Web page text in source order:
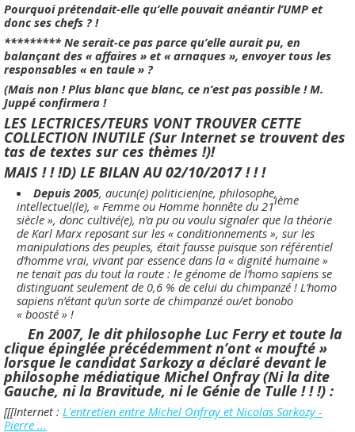
Pourquoi prétendait-elle qu’elle pouvait anéantir l’UMP et
donc ses chefs ? !
********* Ne serait-ce pas parce qu’elle aurait pu, en
balançant des « affaires » et « arnaques », envoyer tous les
responsables « en taule » ?
(Mais non ! Plus blanc que blanc, ce n’est pas possible ! M.
Juppé confirmera !
LES LECTRICES/TEURS VONT TROUVER CETTE
COLLECTION INUTILE (Sur Internet se trouvent des
tas de textes sur ces thèmes !)!
MAIS ! ! !D) LE BILAN AU 02/10/2017 ! ! !
Depuis 2005, aucun(e) politicien(ne, philosophe,
intellectuel(le), « Femme ou Homme honnête du 21ième
siècle », donc cultivé(e), n’a pu ou voulu signaler que la théorie
de Karl Marx reposant sur les « conditionnements », sur les
manipulations des peuples, était fausse puisque son référentiel
d’homme vrai, vivant par essence dans la « dignité humaine »
ne tenait pas du tout la route : le génome de l’homo sapiens se
distinguant seulement de 0,6 % de celui du chimpanzé ! L’homo
sapiens n’étant qu’un sorte de chimpanzé ou/et bonobo
« boosté » !
En 2007, le dit philosophe Luc Ferry et toute la
clique épinglée précédemment n’ont « moufté »
lorsque le candidat Sarkozy a déclaré devant le
philosophe médiatique Michel Onfray (Ni la dite
Gauche, ni la Bravitude, ni le Génie de Tulle ! ! !) :
[[[Internet : L'entretien entre Michel Onfray et Nicolas Sarkozy -
Pierre ...